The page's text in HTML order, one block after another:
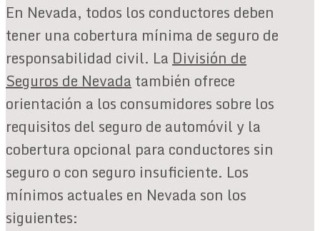
En Nevada, todos los conductores deben
tener una cobertura mínima de seguro de
responsabilidad civil. LaDivisión de
Seguros de Nevadatambién ofrece
orientación a los consumidores sobre los
requisitos del seguro de automóvil y la
cobertura opcional para conductores sin
seguro o con seguro insuficiente. Los
mínimos actuales en Nevada son los
siguientes: